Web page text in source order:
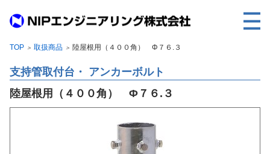
事業内容
取扱製品
TOP ＞ 取扱商品 ＞ 陸屋根用（４００角） Φ７６.３
支持管取付台・ アンカーボルト
陸屋根用（４００角） Φ７６.３